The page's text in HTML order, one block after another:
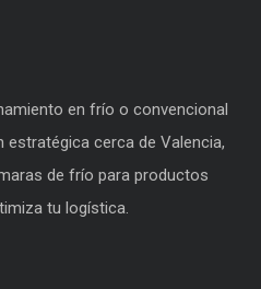
en frío o convencional
estratégica cerca de Valencia,
de frío para productos
tu logística.